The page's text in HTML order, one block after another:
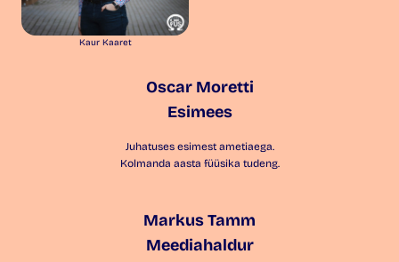
Kaur Kaaret
Oscar Moretti
Esimees
Juhatuses esimest ametiaega.
Kolmanda aasta füüsika tudeng.
Markus Tamm
Meediahaldur